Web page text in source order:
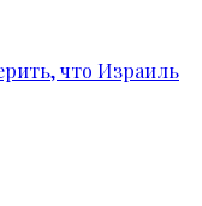
что Израиль